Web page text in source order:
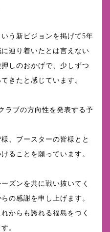
う新ビジョンを掲げて5年
辿り着いたとは言えない
しのおかげで、少しずつ
きたと感じています。
ラブの方向性を発表する予
、ブースターの皆様とと
ることを願っています。
ズンを共に戦い抜いてく
の感謝を申し上げます。
からも誇れる福島をつく
。